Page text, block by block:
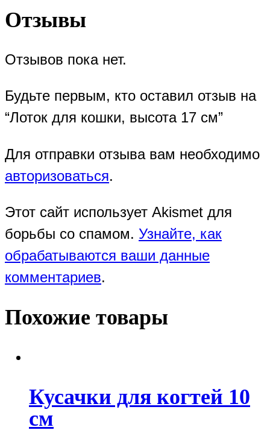
Отзывы
Отзывов пока нет.
Будьте первым, кто оставил отзыв на
“Лоток для кошки, высота 17 см”
Для отправки отзыва вам необходимо
авторизоваться.
Этот сайт использует Akismet для
борьбы со спамом. Узнайте, как
обрабатываются ваши данные
комментариев.
Похожие товары
Кусачки для когтей 10
см